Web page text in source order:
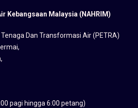
Kebangsaan Malaysia (NAHRIM)
Dan Transformasi Air (PETRA)
pagi hingga 6:00 petang)